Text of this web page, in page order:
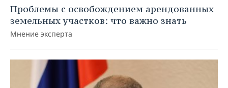
Проблемы с освобождением арендованных
земельных участков: что важно знать
Мнение эксперта